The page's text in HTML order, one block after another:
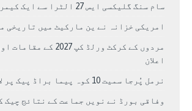
سام سنگ گلیکسی ایس 27 الٹرا سے ایک کیمرا ہٹا دے گا.
امریکی خزانہ نے ین مارکیٹ میں تاریخی
مردوں کے کرکٹ ورلڈ کپ 2027
اعلان
نرمل پُرجا سمیت 10 کوہ پیما براڈ پیک پر لاپتہ
وفاقی بورڈ نے نویں جماعت کے نتائج چیک